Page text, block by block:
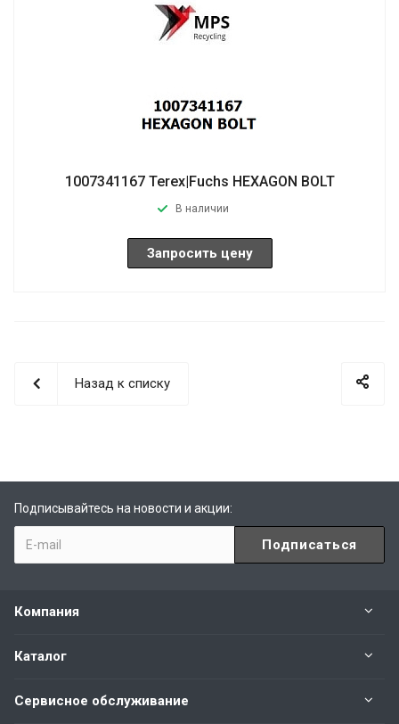
1007341167 Terex|Fuchs HEXAGON BOLT
В наличии
Запросить цену
Назад к списку
Подписывайтесь на новости и акции:
Компания
Каталог
Сервисное обслуживание